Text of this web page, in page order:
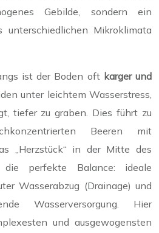
Gebilde, sondern ein
unterschiedlichen Mikroklimata
ist der Boden oft karger und
unter leichtem Wasserstress,
tiefer zu graben. Dies führt zu
Beeren mit
„Herzstück“ in der Mitte des
perfekte Balance: ideale
Wasserabzug (Drainage) und
Wasserversorgung. Hier
und ausgewogensten